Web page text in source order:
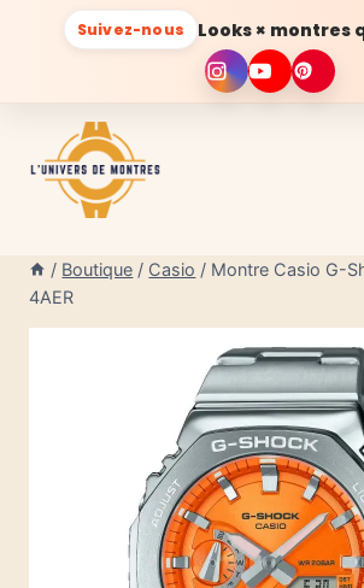
Suivez-nous Looks × montres
contenu
/ Boutique / Casio / Montre Casio G-
4AER